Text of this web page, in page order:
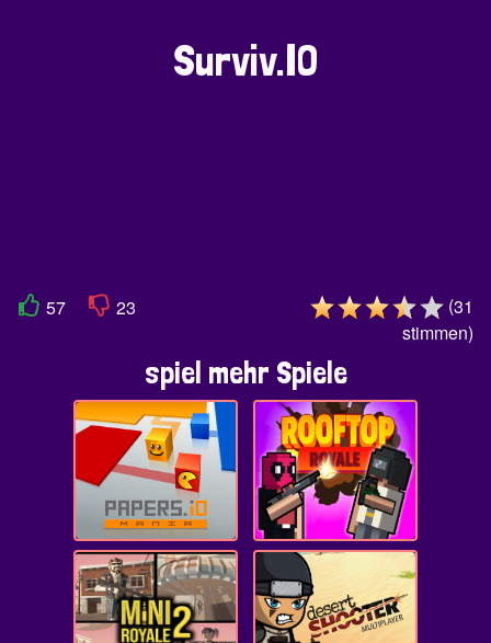
Surviv.IO
57 23 (31
stimmen)
spiel mehr Spiele